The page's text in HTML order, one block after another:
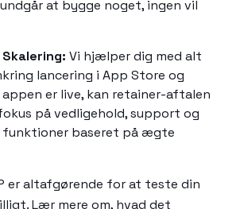
at bygge noget, ingen vil
Vi hjælper dig med alt
lancering i App Store og
appen er live, kan retainer-aftalen
på vedligehold, support og
funktioner baseret på ægte
er altafgørende for at teste din
Lær mere om, hvad det